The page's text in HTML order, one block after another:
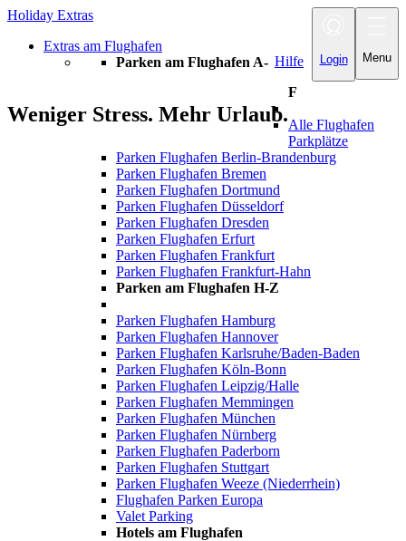
Menu
Login
Hilfe
Weniger Stress. Mehr Urlaub.
Holiday Extras
Extras am Flughafen
Parken am Flughafen A-
F
Alle Flughafen
Parkplätze
Parken Flughafen Berlin-Brandenburg
Parken Flughafen Bremen
Parken Flughafen Dortmund
Parken Flughafen Düsseldorf
Parken Flughafen Dresden
Parken Flughafen Erfurt
Parken Flughafen Frankfurt
Parken Flughafen Frankfurt-Hahn
Parken am Flughafen H-Z
Parken Flughafen Hamburg
Parken Flughafen Hannover
Parken Flughafen Karlsruhe/Baden-Baden
Parken Flughafen Köln-Bonn
Parken Flughafen Leipzig/Halle
Parken Flughafen Memmingen
Parken Flughafen München
Parken Flughafen Nürnberg
Parken Flughafen Paderborn
Parken Flughafen Stuttgart
Parken Flughafen Weeze (Niederrhein)
Flughafen Parken Europa
Valet Parking
Hotels am Flughafen